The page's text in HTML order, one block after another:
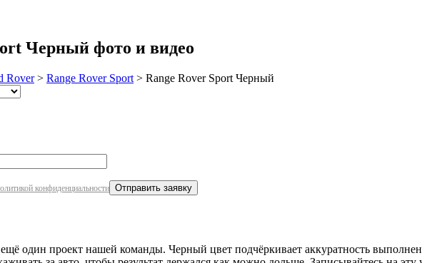
Черный фото и видео
Rover > Range Rover Sport > Range Rover Sport Черный
конфиденциальности
один проект нашей команды. Черный цвет подчёркивает аккуратность